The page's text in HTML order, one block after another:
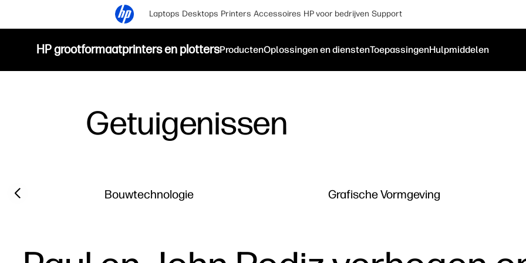
Laptops Desktops Printers Accessoires HP voor bedrijven Support
HP grootformaatprinters en plottersProductenOplossingen en dienstenToepassingenHulpmiddelen
Getuigenissen
Filter category
Bouwtechnologie Grafische Vormgeving
Previous slide